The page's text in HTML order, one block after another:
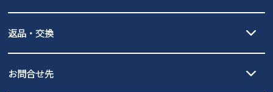
北海道・本州・四国・九州…550円
3,980円（税込）以上お買い上げで送料無料
全国一律…220円（税込）
発送日・送料詳細についてはご利用ガイドを
ご利用ください。
返品・交換
の片道無料サービスを実施中！
お問合せ先